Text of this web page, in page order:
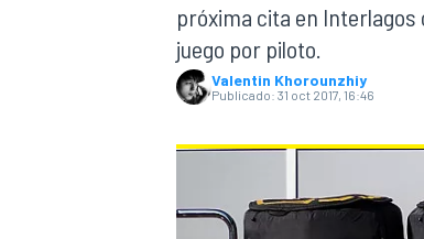
próxima cita en
juego por piloto.
Valentin Khorounzhiy
Publicado: 31 oct 2017, 16:46